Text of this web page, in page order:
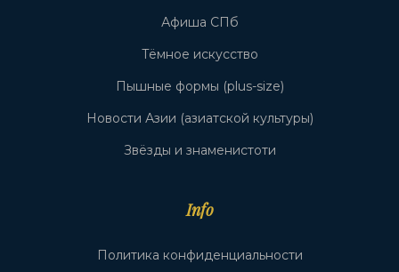
Афиша СПб
Тёмное искусство
Пышные формы (plus-size)
Новости Азии (азиатской культуры)
Звёзды и знаменистоти
Info
Политика конфиденциальности